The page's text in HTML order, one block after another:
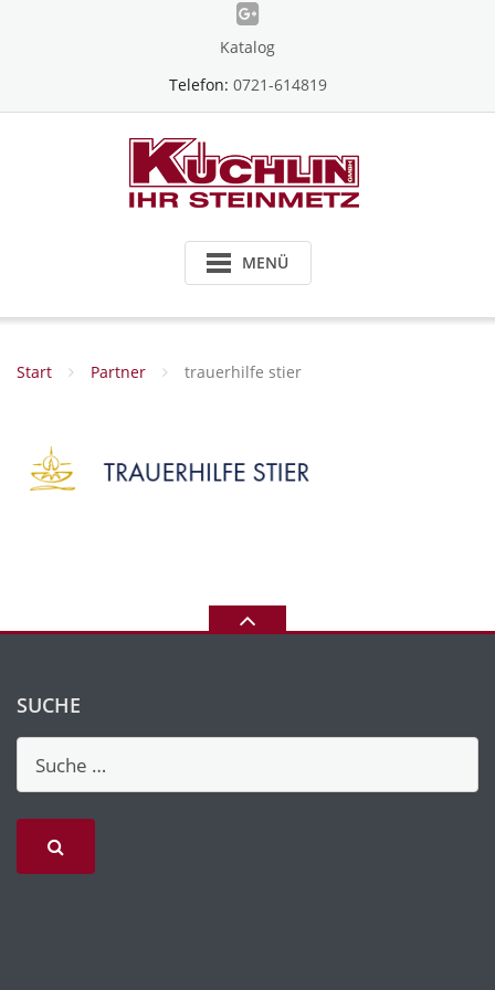
Katalog
Telefon: 0721-614819
MENÜ
Start Partner trauerhilfe stier
SUCHE